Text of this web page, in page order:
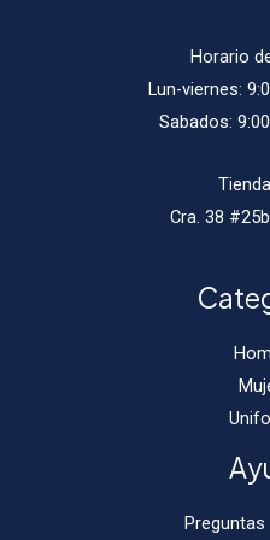
Horario
Lun-viernes:
Sabados:
Cra. 38